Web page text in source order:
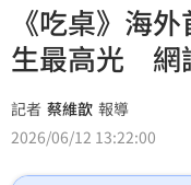
《吃桌》海
生最高光 網
記者 蔡維歆 報導
2026/06/12 13:22:00